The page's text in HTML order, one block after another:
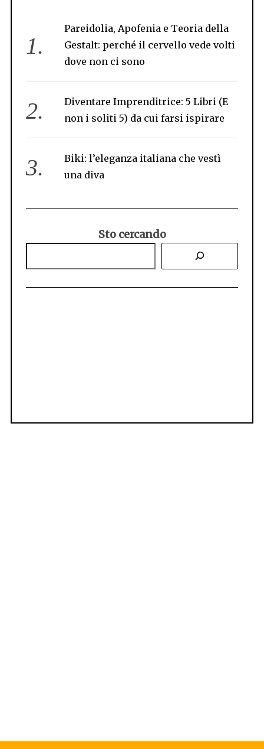
Pareidolia, Apofenia e Teoria della
Gestalt: perché il cervello vede volti
dove non ci sono
Diventare Imprenditrice: 5 Libri (E
non i soliti 5) da cui farsi ispirare
Biki: l’eleganza italiana che vestì
una diva
Sto cercando